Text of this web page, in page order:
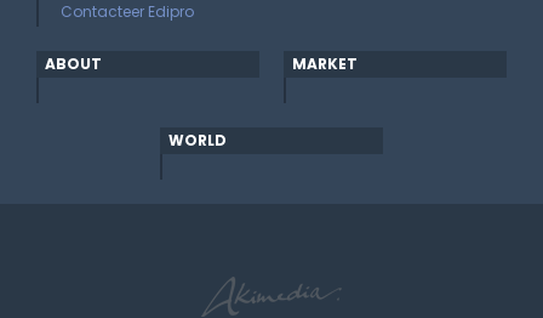
Contacteer Edipro
ABOUT MARKET
WORLD